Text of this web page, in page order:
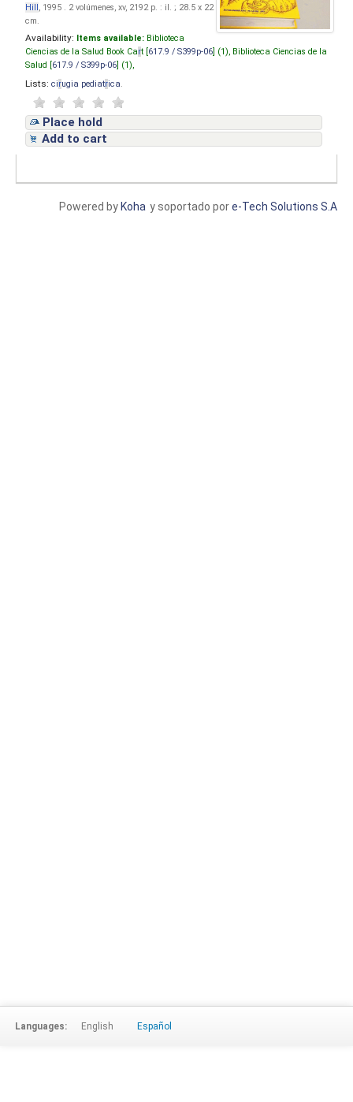
Hill, 1995 . 2 volúmenes, xv, 2192 p. : il. ; 28.5 x 22
cm.
Availability: Items available: Biblioteca
Ciencias de la Salud Book Cart [ 617.9 / S399p-06 ] (1), Biblioteca Ciencias de la
Salud [ 617.9 / S399p-06 ] (1),
Lists: cirugia pediatrica
Place hold
Add to cart
y soportado pore-Tech Solutions S.A
Powered by Koha
Languages: English Español